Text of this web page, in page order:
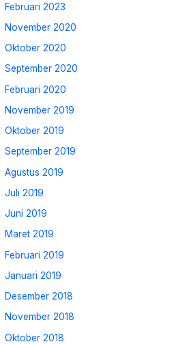
Februari 2023
November 2020
Oktober 2020
September 2020
Februari 2020
November 2019
Oktober 2019
September 2019
Agustus 2019
Juli 2019
Juni 2019
Maret 2019
Februari 2019
Januari 2019
Desember 2018
November 2018
Oktober 2018